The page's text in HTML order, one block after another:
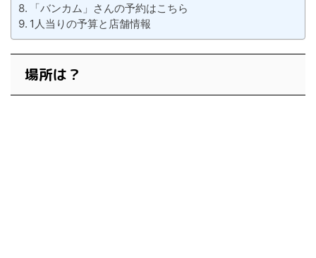
「バンカム」さんの予約はこちら
1人当りの予算と店舗情報
場所は？